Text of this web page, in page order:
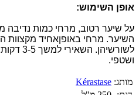
אופן השימוש:
על שיער רטוב, מרחי כמות נדיבה
השיער. מרחי באופןאחיד מקצוות
ושטפי.
מותג: Kérastase